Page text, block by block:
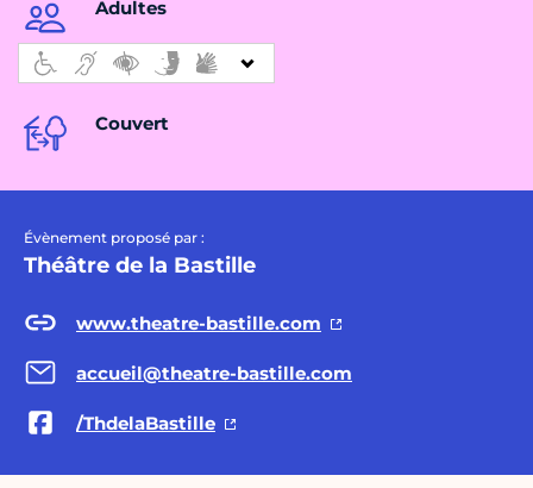
Adultes
Couvert
Évènement proposé par :
Théâtre de la Bastille
www.theatre-bastille.com
accueil@theatre-bastille.com
/ThdelaBastille